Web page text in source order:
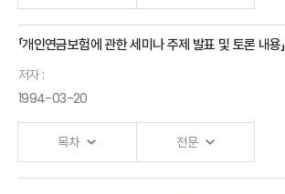
「개인연금보험에 관한 세미나 주제 발표 및 토론 내용」
저자 :
1994-03-20
목차 전문